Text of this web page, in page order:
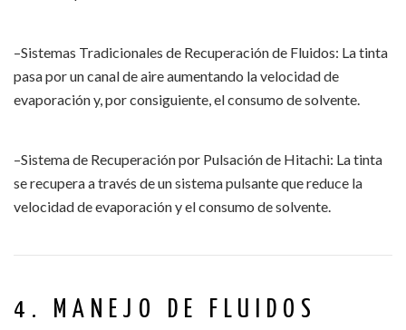
–Sistemas Tradicionales de Recuperación de Fluidos: La tinta
pasa por un canal de aire aumentando la velocidad de
evaporación y, por consiguiente, el consumo de solvente.
–Sistema de Recuperación por Pulsación de Hitachi: La tinta
se recupera a través de un sistema pulsante que reduce la
velocidad de evaporación y el consumo de solvente.
4. MANEJO DE FLUIDOS